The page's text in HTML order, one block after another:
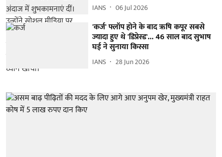
IANS 06 Jul 2026
'कर्ज' फ्लॉप होने के बाद ऋषि कपूर सबसे
ज्यादा हुए थे 'डिप्रेस्ड'... 46 साल बाद सुभाष
घई ने सुनाया किस्सा
IANS 28 Jun 2026